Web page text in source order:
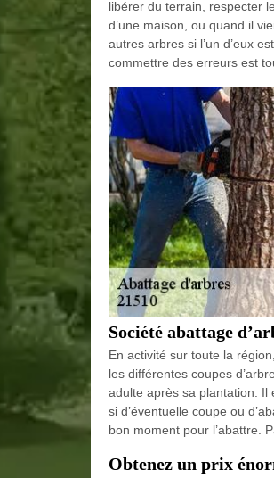
libérer du terrain, respecter
d’une maison, ou quand il
autres arbres si l’un d’eux
commettre des erreurs est
Société abattage
En activité sur toute la
les différentes coupes
adulte après sa plantation.
si d’éventuelle coupe ou
bon moment pour l’abattre.
Obtenez un prix